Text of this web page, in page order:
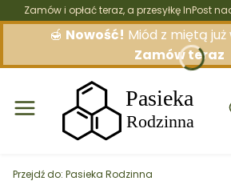
Zamów i opłać teraz, a przesyłkę InPost
🍯 Nowość! Miód z miętą
Zamów teraz
Przejdź do: Pasieka Rodzinna